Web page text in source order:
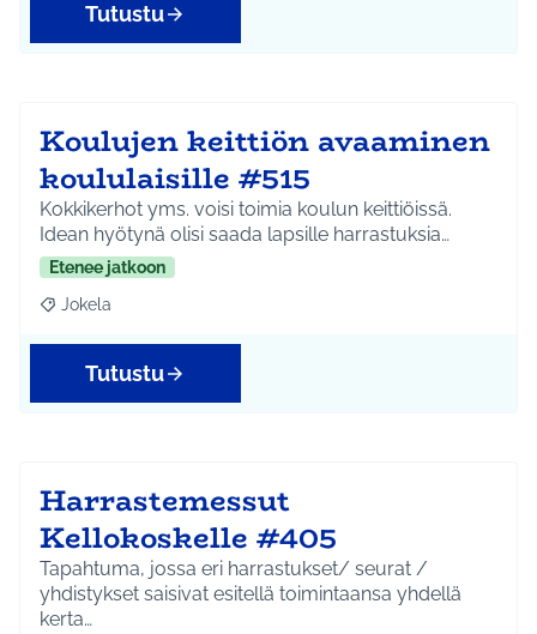
Tutustu
Koulujen keittiön avaaminen
koululaisille #515
Kokkikerhot yms. voisi toimia koulun keittiöissä.
Idean hyötynä olisi saada lapsille harrastuksia…
Etenee jatkoon
Rajaa tulokset aihepiirin mukaan: Jokela
Jokela
Tutustu
Harrastemessut
Kellokoskelle #405
Tapahtuma, jossa eri harrastukset/ seurat /
yhdistykset saisivat esitellä toimintaansa yhdellä
kerta…